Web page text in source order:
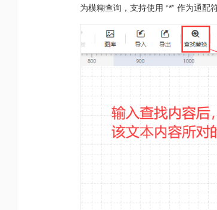
为模糊查询，支持使用 “*” 作为通